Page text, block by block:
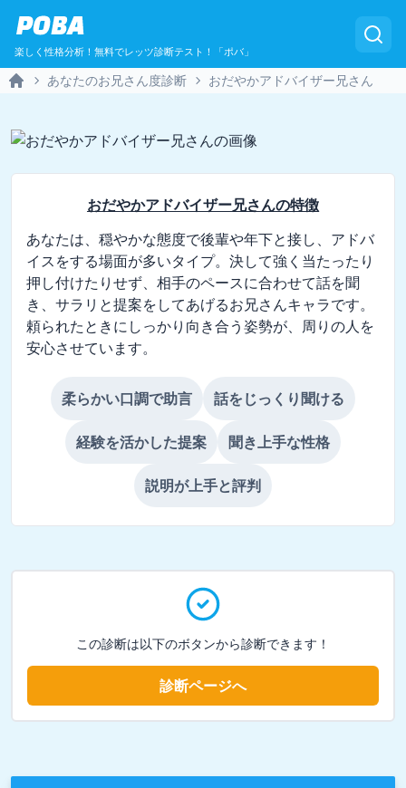
POBA
楽しく性格分析！無料でレッツ診断テスト！「ポバ」
あなたのお兄さん度診断 おだやかアドバイザー兄さん
おだやかアドバイザー兄さんの特徴
あなたは、穏やかな態度で後輩や年下と接し、アドバ
イスをする場面が多いタイプ。決して強く当たったり
押し付けたりせず、相手のペースに合わせて話を聞
き、サラリと提案をしてあげるお兄さんキャラです。
頼られたときにしっかり向き合う姿勢が、周りの人を
安心させています。
柔らかい口調で助言 話をじっくり聞ける
経験を活かした提案 聞き上手な性格
説明が上手と評判
この診断は以下のボタンから診断できます！
診断ページへ